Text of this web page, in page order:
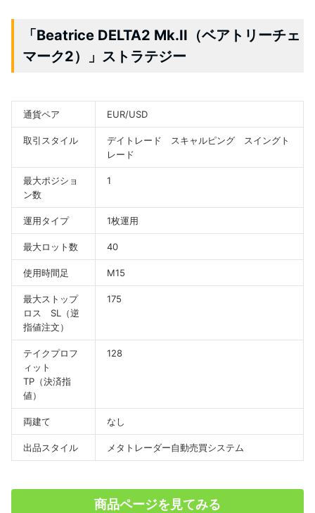
「Beatrice DELTA2 Mk.II（ベアトリーチェ
マーク2）」ストラテジー
通貨ペア EUR/USD
取引スタイル
デイトレード スキャルピング スイングト
レード
最大ポジショ
ン数
1
運用タイプ 1枚運用
最大ロット数 40
使用時間足 M15
最大ストップ
ロス SL（逆
指値注文）
175
テイクプロフ
ィット
TP（決済指
値）
128
両建て なし
出品スタイル メタトレーダー自動売買システム
商品ページを見てみる